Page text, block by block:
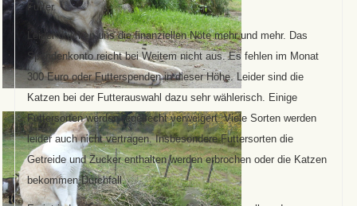
Futter.
Leider drücken uns die finanziellen Nöte mehr und mehr. Das
Spendenkonto reicht bei Weitem nicht aus. Es fehlen im Monat
300 Euro oder Futterspenden in dieser Höhe. Leider sind die
Katzen bei der Futterauswahl dazu sehr wählerisch. Einige
Futtersorten werden regelrecht verweigert. Viele Sorten werden
leider auch nicht vertragen. Insbesondere Futtersorten die
Getreide und Zucker enthalten werden erbrochen oder die Katzen
bekommen Durchfall.